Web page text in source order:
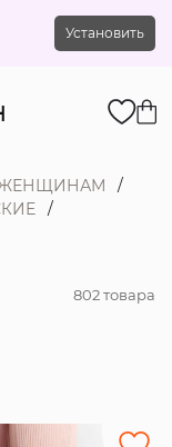
Установить
802 товара